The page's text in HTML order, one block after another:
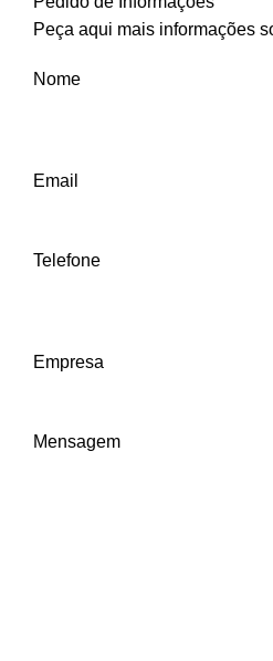
Peça aqui mais informações
Nome
Email
Telefone
Empresa
Mensagem